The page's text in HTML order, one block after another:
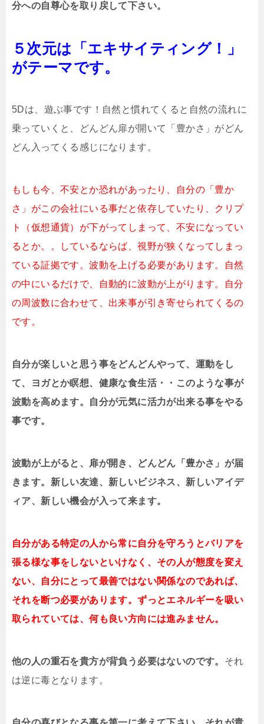
分への自尊心を取り戻して下さい。
５次元は「エキサイティング！」
がテーマです。
5Dは、遊ぶ事です！自然と慣れてくると自然の流れに
乗っていくと、どんどん扉が開いて「豊かさ」がどん
どん入ってくる感じになります。
もしも今、不安とか恐れがあったり、自分の「豊か
さ」がこの会社にいる事だと依存していたり、クリプ
ト（仮想通貨）が下がってしまって、不安になってい
るとか。。しているならば、視野が狭くなってしまっ
ている証拠です。波動を上げる必要があります。自然
の中にいるだけで、自動的に波動が上がります。自分
の周波数に合わせて、出来事が引き寄せられてくるの
です。
自分が楽しいと思う事をどんどんやって、運動をし
て、ヨガとか瞑想、健康な食生活・・このような事が
波動を高めます。自分が元気に活力が出来る事をやる
事です。
波動が上がると、扉が開き、どんどん「豊かさ」が届
きます。新しい友達、新しいビジネス、新しいアイデ
ィア、新しい機会が入って来ます。
自分がある特定の人から常に自分を守ろうとバリアを
張る様な事をしないといけなく、その人が態度を変え
ない、自分にとって最善ではない関係なのであれば、
それを断つ必要があります。ずっとエネルギーを吸い
取られていては、何も良い方向には進みません。
他の人の重石を貴方が背負う必要はないのです。 それ
は逆に毒となります。